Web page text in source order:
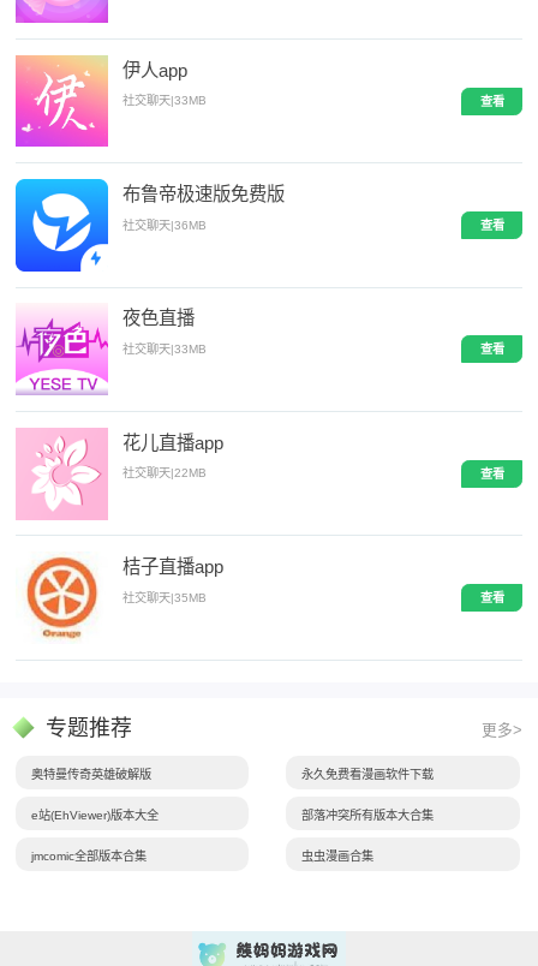
伊人app
社交聊天|33MB 查看
布鲁帝极速版免费版
社交聊天|36MB 查看
夜色直播
社交聊天|33MB 查看
花儿直播app
社交聊天 |22MB 查看
桔子直播app
社交聊天|35MB 查看
专题推荐 更多>
奥特曼传奇英雄破解版 永久免费看漫画软件下载
e站(EhViewer)版本大全 部落冲突所有版本大合集
jmcomic全部版本合集 虫虫漫画合集